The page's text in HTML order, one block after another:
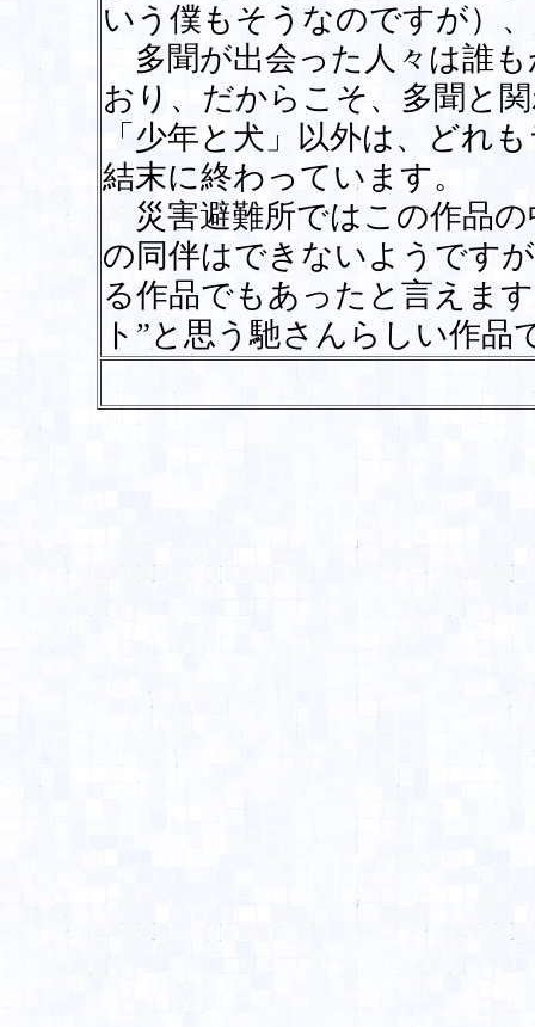
いう僕もそうなのですが）
多聞が出会った人々は誰
おり、だからこそ、多聞と
「少年と犬」以外は、どれ
結末に終わっています。
災害避難所ではこの作品
の同伴はできないようです
る作品でもあったと言えま
ト”と思う馳さんらしい作品